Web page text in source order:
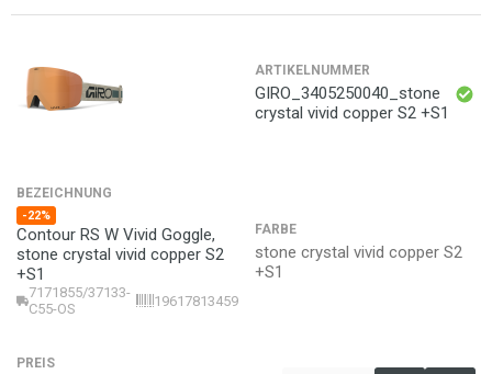
ARTIKELNUMMER
GIRO_3405250040_stone
crystal vivid copper S2 +S1
BEZEICHNUNG
-22%
Contour RS W Vivid Goggle,
stone crystal vivid copper S2
+S1
7171855/37133-
C55-OS
196178134590
FARBE
stone crystal vivid copper S2
+S1
PREIS